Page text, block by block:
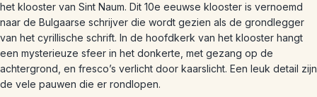
het klooster van Sint Naum. Dit 10e eeuwse klooster is vernoemd
naar de Bulgaarse schrijver die wordt gezien als de grondlegger
van het cyrillische schrift. In de hoofdkerk van het klooster hangt
een mysterieuze sfeer in het donkerte, met gezang op de
achtergrond, en fresco’s verlicht door kaarslicht. Een leuk detail zijn
de vele pauwen die er rondlopen.